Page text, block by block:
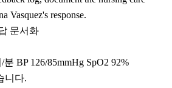
Vasquez's response.
문서화
BP 126/85mmHg SpO2 92%
니다.